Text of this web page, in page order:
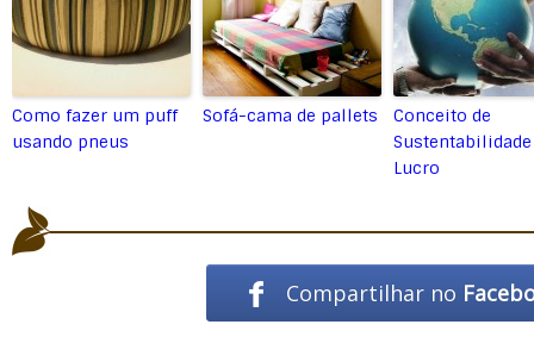
Como fazer um puff
usando pneus
Sofá-cama de pallets
Conceito de
Lucro
Compartilhar no